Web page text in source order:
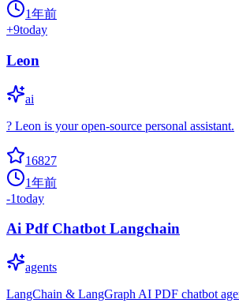
1年前
+9today
Leon
ai
? Leon is your open-source personal assistant.
16827
1年前
-1today
Ai Pdf Chatbot Langchain
agents
LangChain & LangGraph AI PDF chatbot